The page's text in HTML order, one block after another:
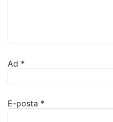
Ad *
E-posta *